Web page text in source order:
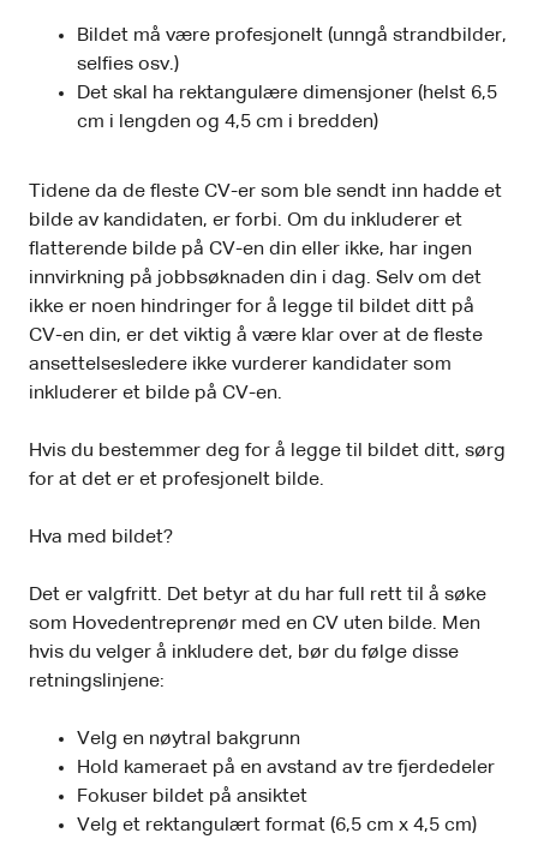
Bildet må være profesjonelt (unngå strandbilder,
selfies osv.)
Det skal ha rektangulære dimensjoner (helst 6,5
cm i lengden og 4,5 cm i bredden)
Tidene da de fleste CV-er som ble sendt inn hadde et
bilde av kandidaten, er forbi. Om du inkluderer et
flatterende bilde på CV-en din eller ikke, har ingen
innvirkning på jobbsøknaden din i dag. Selv om det
ikke er noen hindringer for å legge til bildet ditt på
CV-en din, er det viktig å være klar over at de fleste
ansettelsesledere ikke vurderer kandidater som
inkluderer et bilde på CV-en.
Hvis du bestemmer deg for å legge til bildet ditt, sørg
for at det er et profesjonelt bilde.
Hva med bildet?
Det er valgfritt. Det betyr at du har full rett til å søke
som Hovedentreprenør med en CV uten bilde. Men
hvis du velger å inkludere det, bør du følge disse
retningslinjene:
Velg en nøytral bakgrunn
Hold kameraet på en avstand av tre fjerdedeler
Fokuser bildet på ansiktet
Velg et rektangulært format (6,5 cm x 4,5 cm)